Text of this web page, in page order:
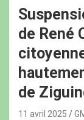
de René
de
11 avril 2025